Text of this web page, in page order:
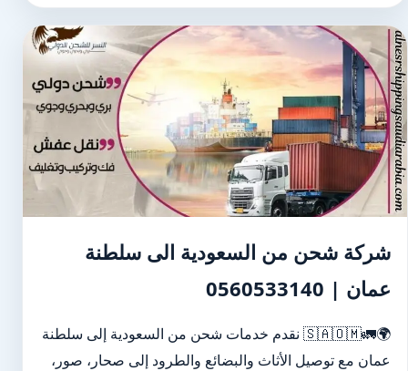
شركة شحن من السعودية الى سلطنة
عمان | 0560533140
🌍🚛🇸🇦🇴🇲 نقدم خدمات شحن من السعودية إلى سلطنة
عمان مع توصيل الأثاث والبضائع والطرود إلى صحار، صور،